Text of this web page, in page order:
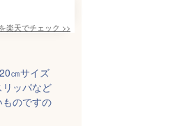
楽天でチェック >>
㎝サイズ
ッパなど
のですの